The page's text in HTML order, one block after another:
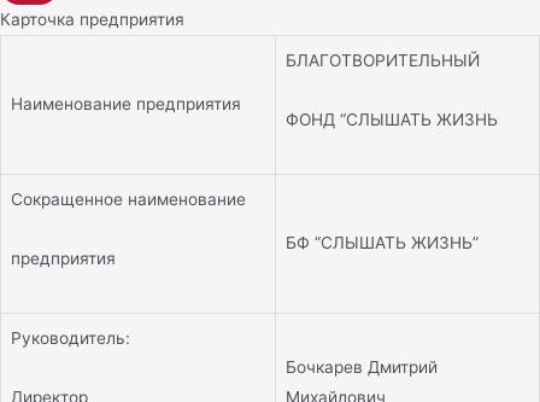
Карточка предприятия
Наименование предприятия
БЛАГОТВОРИТЕЛЬНЫЙ
ФОНД “СЛЫШАТЬ ЖИЗНЬ
Сокращенное наименование
предприятия
БФ “СЛЫШАТЬ ЖИЗНЬ”
Руководитель:
Директор
Бочкарев Дмитрий
Михайлович